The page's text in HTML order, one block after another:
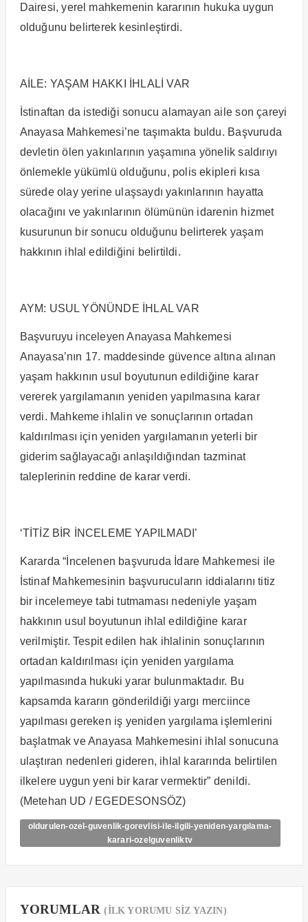
Dairesi, yerel mahkemenin kararının hukuka uygun
olduğunu belirterek kesinleştirdi.
AİLE: YAŞAM HAKKI İHLALİ VAR
İstinaftan da istediği sonucu alamayan aile son çareyi
Anayasa Mahkemesi’ne taşımakta buldu. Başvuruda
devletin ölen yakınlarının yaşamına yönelik saldırıyı
önlemekle yükümlü olduğunu, polis ekipleri kısa
sürede olay yerine ulaşsaydı yakınlarının hayatta
olacağını ve yakınlarının ölümünün idarenin hizmet
kusurunun bir sonucu olduğunu belirterek yaşam
hakkının ihlal edildiğini belirtildi.
AYM: USUL YÖNÜNDE İHLAL VAR
Başvuruyu inceleyen Anayasa Mahkemesi
Anayasa’nın 17. maddesinde güvence altına alınan
yaşam hakkının usul boyutunun edildiğine karar
vererek yargılamanın yeniden yapılmasına karar
verdi. Mahkeme ihlalin ve sonuçlarının ortadan
kaldırılması için yeniden yargılamanın yeterli bir
giderim sağlayacağı anlaşıldığından tazminat
taleplerinin reddine de karar verdi.
‘TİTİZ BİR İNCELEME YAPILMADI’
Kararda “İncelenen başvuruda İdare Mahkemesi ile
İstinaf Mahkemesinin başvurucuların iddialarını titiz
bir incelemeye tabi tutmaması nedeniyle yaşam
hakkının usul boyutunun ihlal edildiğine karar
verilmiştir. Tespit edilen hak ihlalinin sonuçlarının
ortadan kaldırılması için yeniden yargılama
yapılmasında hukuki yarar bulunmaktadır. Bu
kapsamda kararın gönderildiği yargı merciince
yapılması gereken iş yeniden yargılama işlemlerini
başlatmak ve Anayasa Mahkemesini ihlal sonucuna
ulaştıran nedenleri gideren, ihlal kararında belirtilen
ilkelere uygun yeni bir karar vermektir” denildi.
(Metehan UD / EGEDESONSÖZ)
oldurulen-ozel-guvenlik-gorevlisi-ile-ilgili-yeniden-yargılama-
karari-ozelguvenliktv
YORUMLAR(İLK YORUMU SİZ YAZIN)